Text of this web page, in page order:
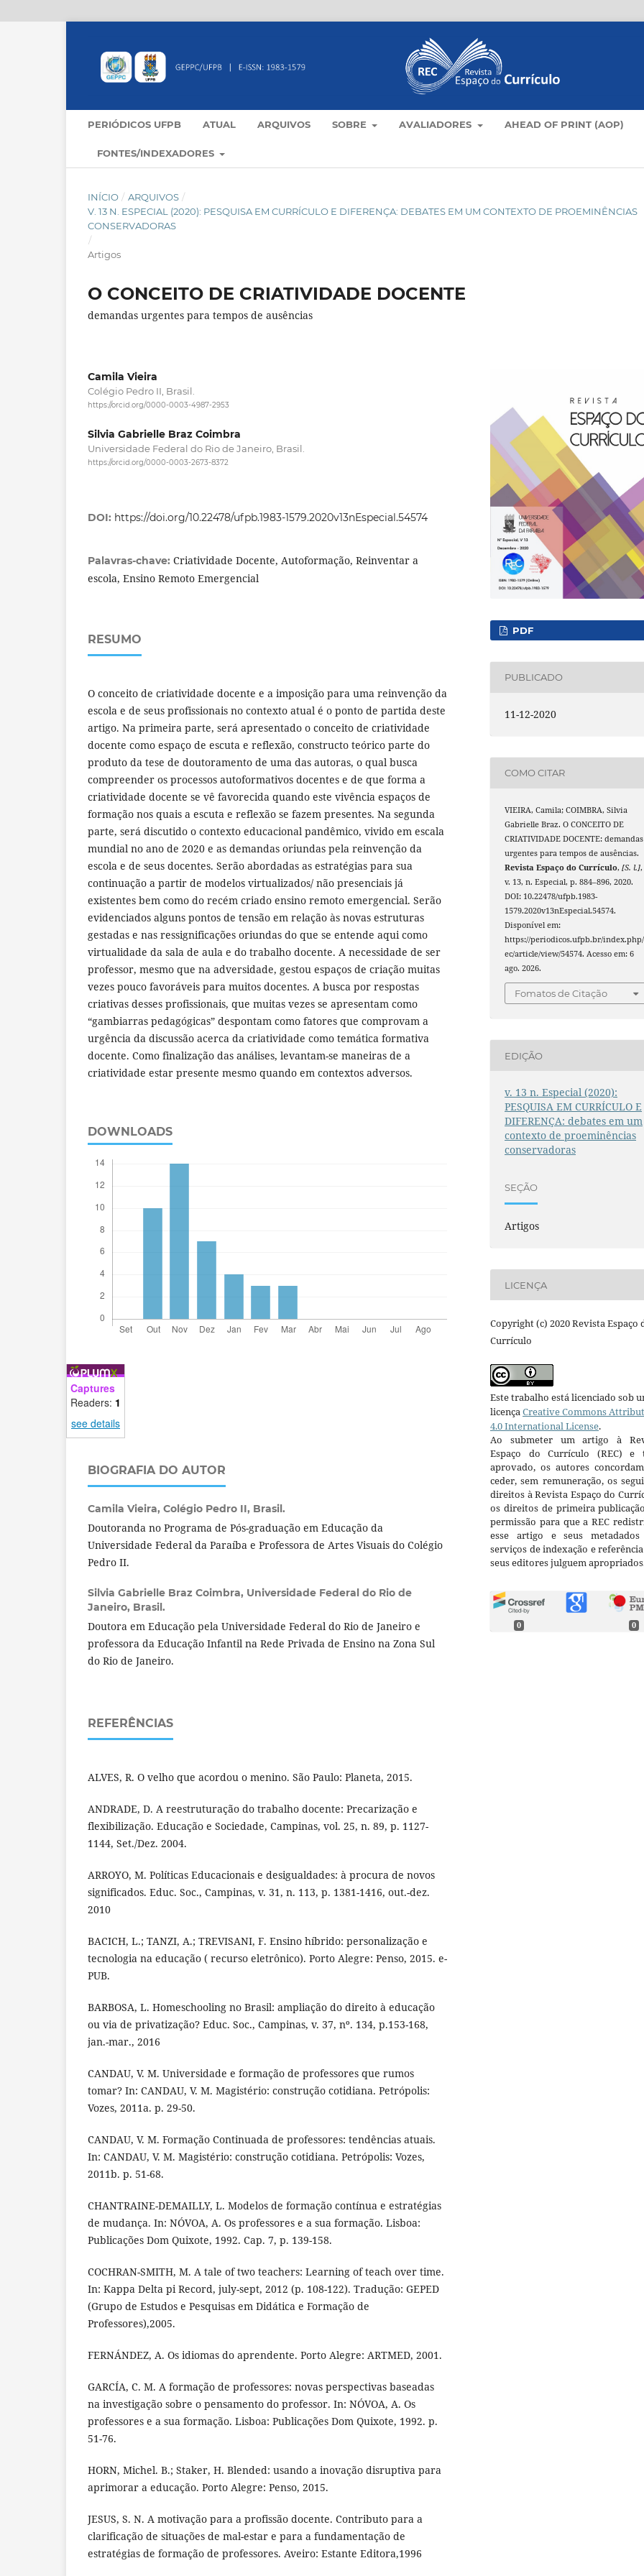
PERIÓDICOS UFPB ATUAL ARQUIVOS SOBRE AVALIADORES AHEAD OF PRINT (AOP)
FONTES/INDEXADORES
INÍCIO / ARQUIVOS /
V. 13 N. ESPECIAL (2020): PESQUISA EM CURRÍCULO E DIFERENÇA: DEBATES EM UM CONTEXTO DE PROEMINÊNCIAS
CONSERVADORAS
/
Artigos
O CONCEITO DE CRIATIVIDADE DOCENTE
demandas urgentes para tempos de ausências
Camila Vieira
Colégio Pedro II, Brasil.
https://orcid.org/0000-0003-4987-2953
Silvia Gabrielle Braz Coimbra
Universidade Federal do Rio de Janeiro, Brasil.
https://orcid.org/0000-0003-2673-8372
DOI: https://doi.org/10.22478/ufpb.1983-1579.2020v13nEspecial.54574
Palavras-chave: Criatividade Docente, Autoformação, Reinventar a
escola, Ensino Remoto Emergencial
RESUMO
O conceito de criatividade docente e a imposição para uma reinvenção da
escola e de seus profissionais no contexto atual é o ponto de partida deste
artigo. Na primeira parte, será apresentado o conceito de criatividade
docente como espaço de escuta e reflexão, constructo teórico parte do
produto da tese de doutoramento de uma das autoras, o qual busca
compreender os processos autoformativos docentes e de que forma a
criatividade docente se vê favorecida quando este vivência espaços de
formação nos quais a escuta e reflexão se fazem presentes. Na segunda
parte, será discutido o contexto educacional pandêmico, vivido em escala
mundial no ano de 2020 e as demandas oriundas pela reinvenção da
escola e de seus docentes. Serão abordadas as estratégias para sua
continuação a partir de modelos virtualizados/ não presenciais já
existentes bem como do recém criado ensino remoto emergencial. Serão
evidenciados alguns pontos de tensão em relação às novas estruturas
gestadas e nas ressignificações oriundas do que se entende aqui como
virtualidade da sala de aula e do trabalho docente. A necessidade de ser
professor, mesmo que na adversidade, gestou espaços de criação muitas
vezes pouco favoráveis para muitos docentes. A busca por respostas
criativas desses profissionais, que muitas vezes se apresentam como
“gambiarras pedagógicas” despontam como fatores que comprovam a
urgência da discussão acerca da criatividade como temática formativa
docente. Como finalização das análises, levantam-se maneiras de a
criatividade estar presente mesmo quando em contextos adversos.
DOWNLOADS
Captures
Readers: 1
see details
BIOGRAFIA DO AUTOR
Camila Vieira, Colégio Pedro II, Brasil.
Doutoranda no Programa de Pós-graduação em Educação da
Universidade Federal da Paraíba e Professora de Artes Visuais do Colégio
Pedro II.
Silvia Gabrielle Braz Coimbra, Universidade Federal do Rio de
Janeiro, Brasil.
Doutora em Educação pela Universidade Federal do Rio de Janeiro e
professora da Educação Infantil na Rede Privada de Ensino na Zona Sul
do Rio de Janeiro.
REFERÊNCIAS
ALVES, R. O velho que acordou o menino. São Paulo: Planeta, 2015.
ANDRADE, D. A reestruturação do trabalho docente: Precarização e
flexibilização. Educação e Sociedade, Campinas, vol. 25, n. 89, p. 1127-
1144, Set./Dez. 2004.
ARROYO, M. Políticas Educacionais e desigualdades: à procura de novos
significados. Educ. Soc., Campinas, v. 31, n. 113, p. 1381-1416, out.-dez.
2010
BACICH, L.; TANZI, A.; TREVISANI, F. Ensino híbrido: personalização e
tecnologia na educação ( recurso eletrônico). Porto Alegre: Penso, 2015. e-
PUB.
BARBOSA, L. Homeschooling no Brasil: ampliação do direito à educação
ou via de privatização? Educ. Soc., Campinas, v. 37, nº. 134, p.153-168,
jan.-mar., 2016
CANDAU, V. M. Universidade e formação de professores que rumos
tomar? In: CANDAU, V. M. Magistério: construção cotidiana. Petrópolis:
Vozes, 2011a. p. 29-50.
CANDAU, V. M. Formação Continuada de professores: tendências atuais.
In: CANDAU, V. M. Magistério: construção cotidiana. Petrópolis: Vozes,
2011b. p. 51-68.
CHANTRAINE-DEMAILLY, L. Modelos de formação contínua e estratégias
de mudança. In: NÓVOA, A. Os professores e a sua formação. Lisboa:
Publicações Dom Quixote, 1992. Cap. 7, p. 139-158.
COCHRAN-SMITH, M. A tale of two teachers: Learning of teach over time.
In: Kappa Delta pi Record, july-sept, 2012 (p. 108-122). Tradução: GEPED
(Grupo de Estudos e Pesquisas em Didática e Formação de
Professores),2005.
FERNÁNDEZ, A. Os idiomas do aprendente. Porto Alegre: ARTMED, 2001.
GARCÍA, C. M. A formação de professores: novas perspectivas baseadas
na investigação sobre o pensamento do professor. In: NÓVOA, A. Os
professores e a sua formação. Lisboa: Publicações Dom Quixote, 1992. p.
51-76.
HORN, Michel. B.; Staker, H. Blended: usando a inovação disruptiva para
aprimorar a educação. Porto Alegre: Penso, 2015.
JESUS, S. N. A motivação para a profissão docente. Contributo para a
clarificação de situações de mal-estar e para a fundamentação de
estratégias de formação de professores. Aveiro: Estante Editora,1996
PDF
PUBLICADO
11-12-2020
COMO CITAR
VIEIRA, Camila; COIMBRA, Silvia
Gabrielle Braz. O CONCEITO DE
CRIATIVIDADE DOCENTE: demandas
urgentes para tempos de ausências.
Revista Espaço do Currículo,[S. l.],
v. 13, n. Especial, p. 884–896, 2020.
DOI: 10.22478/ufpb.1983-
1579.2020v13nEspecial.54574.
Disponível em:
https://periodicos.ufpb.br/
ec/article/view/54574. Acesso em: 6
ago. 2026.
Fomatos de Citação
EDIÇÃO
v. 13 n. Especial (2020):
PESQUISA EM CURRÍCULO E
DIFERENÇA: debates em um
contexto de proeminências
conservadoras
SEÇÃO
Artigos
LICENÇA
Copyright (c) 2020 Revista Espaço
Currículo
Este trabalho está licenciado sob
licença Creative Commons
4.0 International License.
Ao submeter um artigo à
Espaço do Currículo (REC) e
aprovado, os autores
ceder, sem remuneração, os
direitos à Revista Espaço do
os direitos de primeira
permissão para que a REC
esse artigo e seus metadados
serviços de indexação e
seus editores julguem
0 0